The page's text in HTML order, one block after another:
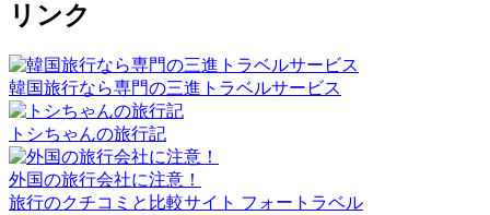
リンク
韓国旅行なら専門の三進トラベルサービス
トシちゃんの旅行記
外国の旅行会社に注意！
旅行のクチコミと比較サイト フォートラベル